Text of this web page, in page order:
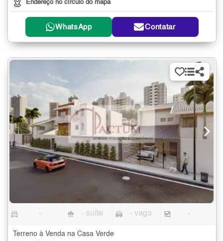
Endereço no círculo do mapa
WhatsApp Contatar
- - suíte - vaga -
Terreno à Venda na Casa Verde